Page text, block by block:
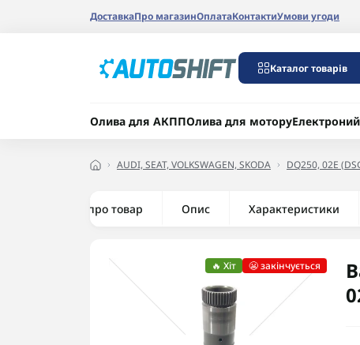
ДоставкаПро магазинОплатаКонтактиУмови угоди
Каталог товарів
Олива для АКППОлива для мотору
AUDI, SEAT, VOLKSWAGEN, SKODA DQ250, 02E
Все про товар Опис Характеристики
🔥 Хіт 😬 закінчується